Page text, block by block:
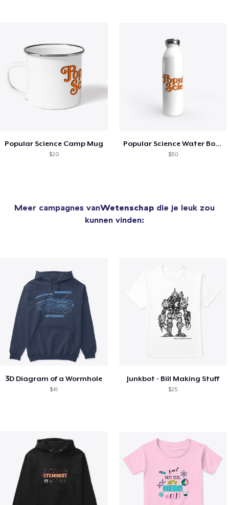
Popular Science Camp Mug
$20
Popular Science Water Bottle
$30
Meer campagnes vanWetenschap die je leuk zou
kunnen vinden:
3D Diagram of a Wormhole
$41
Junkbot - Bill Making Stuff
$25